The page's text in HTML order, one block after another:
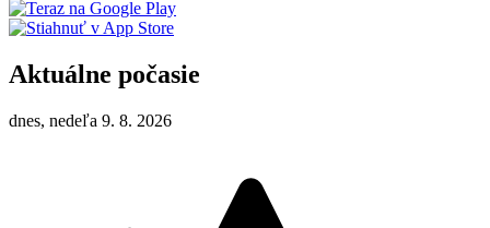
Aktuálne počasie
dnes, nedeľa 9. 8. 2026